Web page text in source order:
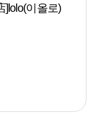
]Iolo(이올로)